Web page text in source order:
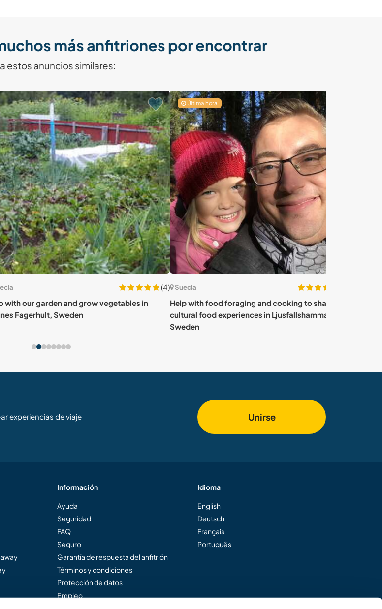
más anfitriones por encontrar
estos anuncios similares:
(4)
garden and grow vegetables in
Sweden
Última hora
Suecia
(54)
Help with food foraging and cooking to share
cultural food experiences in Ljusfallshammar,
Sweden
experiencias de viaje
Unirse
Información
Ayuda
Seguridad
FAQ
Seguro
Garantía de respuesta del anfitrión
Términos y condiciones
Protección de datos
Empleo
Idioma
English
Deutsch
Français
Português